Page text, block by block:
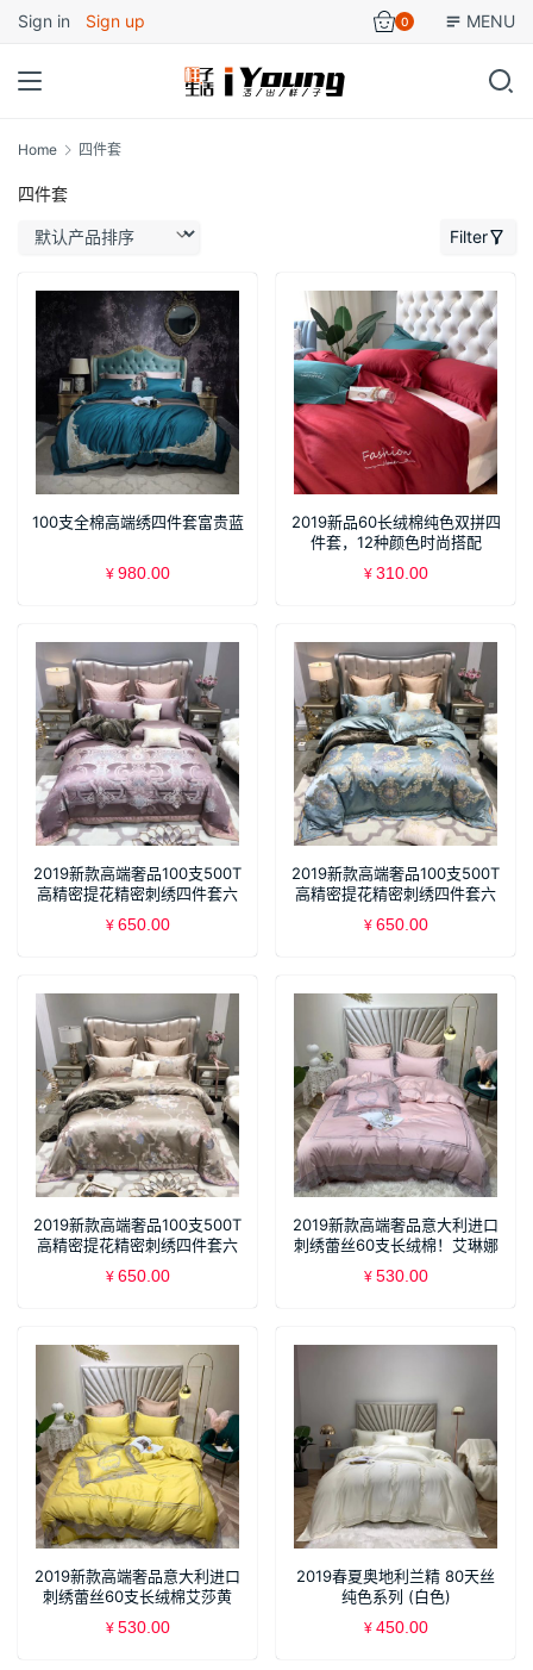
Sign in Sign up 0 MENU
Home 四件套
四件套
Filter
100支全棉高端绣四件套富贵蓝
¥ 980.00
2019新品60长绒棉纯色双拼四
件套，12种颜色时尚搭配
¥ 310.00
2019新款高端奢品100支500T
高精密提花精密刺绣四件套六
件套伊丽莎
¥ 650.00
2019新款高端奢品100支500T
高精密提花精密刺绣四件套六
件套凯西
¥ 650.00
2019新款高端奢品100支500T
高精密提花精密刺绣四件套六
件套罗拉
¥ 650.00
2019新款高端奢品意大利进口
刺绣蕾丝60支长绒棉！艾琳娜
雅粉
¥ 530.00
2019新款高端奢品意大利进口
刺绣蕾丝60支长绒棉艾莎黄
¥ 530.00
2019春夏奥地利兰精 80天丝
纯色系列 (白色)
¥ 450.00